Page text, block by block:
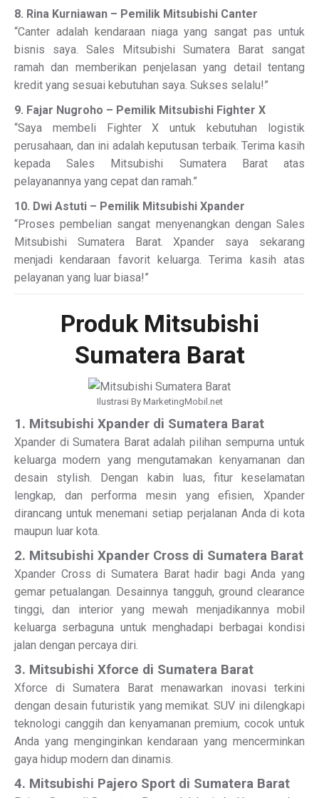
8. Rina Kurniawan – Pemilik Mitsubishi Canter
“Canter adalah kendaraan niaga yang sangat pas untuk
bisnis saya. Sales Mitsubishi Sumatera Barat sangat
ramah dan memberikan penjelasan yang detail tentang
kredit yang sesuai kebutuhan saya. Sukses selalu!”
9. Fajar Nugroho – Pemilik Mitsubishi Fighter X
“Saya membeli Fighter X untuk kebutuhan logistik
perusahaan, dan ini adalah keputusan terbaik. Terima kasih
kepada Sales Mitsubishi Sumatera Barat atas
pelayanannya yang cepat dan ramah.”
10. Dwi Astuti – Pemilik Mitsubishi Xpander
“Proses pembelian sangat menyenangkan dengan Sales
Mitsubishi Sumatera Barat. Xpander saya sekarang
menjadi kendaraan favorit keluarga. Terima kasih atas
pelayanan yang luar biasa!”
Produk Mitsubishi
Sumatera Barat
Ilustrasi By MarketingMobil.net
1. Mitsubishi Xpander di Sumatera Barat
Xpander di Sumatera Barat adalah pilihan sempurna untuk
keluarga modern yang mengutamakan kenyamanan dan
desain stylish. Dengan kabin luas, fitur keselamatan
lengkap, dan performa mesin yang efisien, Xpander
dirancang untuk menemani setiap perjalanan Anda di kota
maupun luar kota.
2. Mitsubishi Xpander Cross di Sumatera Barat
Xpander Cross di Sumatera Barat hadir bagi Anda yang
gemar petualangan. Desainnya tangguh, ground clearance
tinggi, dan interior yang mewah menjadikannya mobil
keluarga serbaguna untuk menghadapi berbagai kondisi
jalan dengan percaya diri.
3. Mitsubishi Xforce di Sumatera Barat
Xforce di Sumatera Barat menawarkan inovasi terkini
dengan desain futuristik yang memikat. SUV ini dilengkapi
teknologi canggih dan kenyamanan premium, cocok untuk
Anda yang menginginkan kendaraan yang mencerminkan
gaya hidup modern dan dinamis.
4. Mitsubishi Pajero Sport di Sumatera Barat